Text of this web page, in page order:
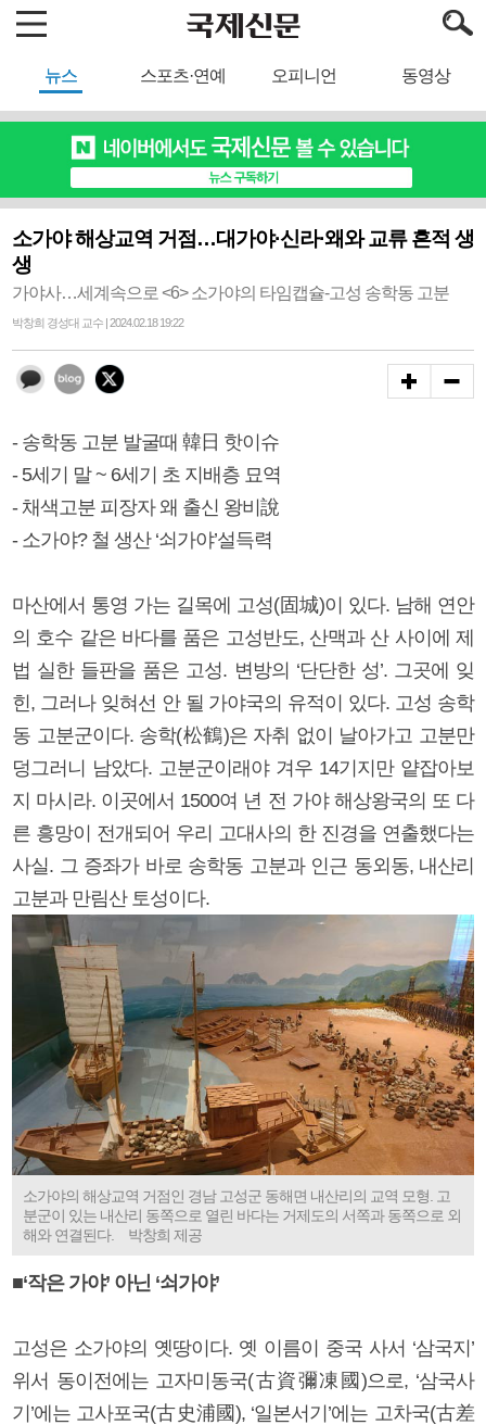
뉴스 스포츠·연예 오피니언 동영상
소가야 해상교역 거점…대가야·신라·왜와 교류 흔적 생
생
가야사…세계속으로 <6> 소가야의 타임캡슐-고성 송학동 고분
박창희 경성대 교수 | 2024.02.18 19:22
- 송학동 고분 발굴때 韓日 핫이슈
- 5세기 말 ~ 6세기 초 지배층 묘역
- 채색고분 피장자 왜 출신 왕비說
- 소가야? 철 생산 ‘쇠가야’설득력
마산에서 통영 가는 길목에 고성(固城)이 있다. 남해 연안
의 호수 같은 바다를 품은 고성반도, 산맥과 산 사이에 제
법 실한 들판을 품은 고성. 변방의 ‘단단한 성’. 그곳에 잊
힌, 그러나 잊혀선 안 될 가야국의 유적이 있다. 고성 송학
동 고분군이다. 송학(松鶴)은 자취 없이 날아가고 고분만
덩그러니 남았다. 고분군이래야 겨우 14기지만 얕잡아보
지 마시라. 이곳에서 1500여 년 전 가야 해상왕국의 또 다
른 흥망이 전개되어 우리 고대사의 한 진경을 연출했다는
사실. 그 증좌가 바로 송학동 고분과 인근 동외동, 내산리
고분과 만림산 토성이다.
소가야의 해상교역 거점인 경남 고성군 동해면 내산리의 교역 모형. 고
분군이 있는 내산리 동쪽으로 열린 바다는 거제도의 서쪽과 동쪽으로 외
해와 연결된다. 박창희 제공
■‘작은 가야’ 아닌 ‘쇠가야’
고성은 소가야의 옛땅이다. 옛 이름이 중국 사서 ‘삼국지’
위서 동이전에는 고자미동국(古資彌凍國)으로, ‘삼국사
기’에는 고사포국(古史浦國), ‘일본서기’에는 고차국(古差